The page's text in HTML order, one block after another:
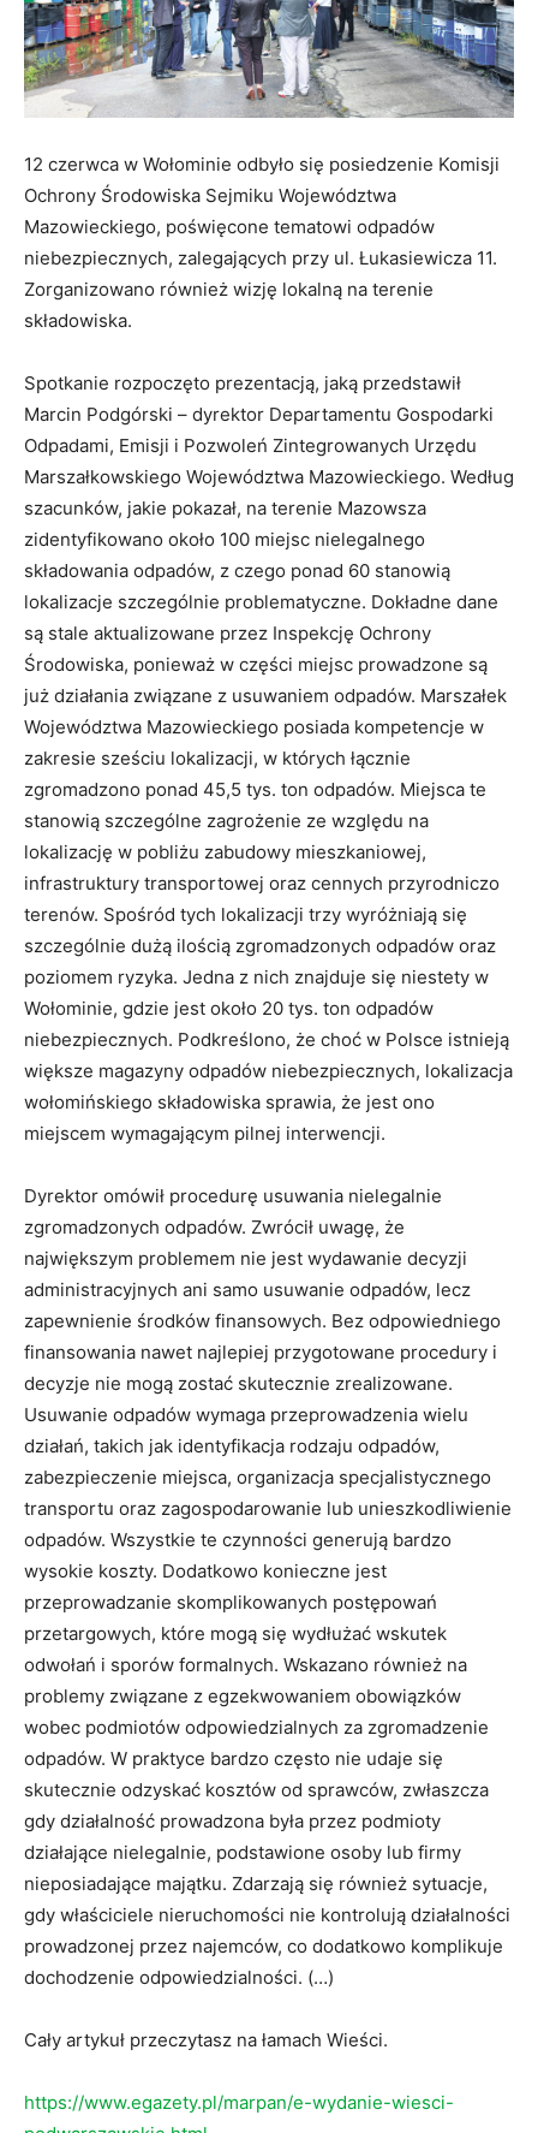
12 czerwca w Wołominie odbyło się posiedzenie Komisji
Ochrony Środowiska Sejmiku Województwa
Mazowieckiego, poświęcone tematowi odpadów
niebezpiecznych, zalegających przy ul. Łukasiewicza 11.
Zorganizowano również wizję lokalną na terenie
składowiska.
Spotkanie rozpoczęto prezentacją, jaką przedstawił
Marcin Podgórski – dyrektor Departamentu Gospodarki
Odpadami, Emisji i Pozwoleń Zintegrowanych Urzędu
Marszałkowskiego Województwa Mazowieckiego. Według
szacunków, jakie pokazał, na terenie Mazowsza
zidentyfikowano około 100 miejsc nielegalnego
składowania odpadów, z czego ponad 60 stanowią
lokalizacje szczególnie problematyczne. Dokładne dane
są stale aktualizowane przez Inspekcję Ochrony
Środowiska, ponieważ w części miejsc prowadzone są
już działania związane z usuwaniem odpadów. Marszałek
Województwa Mazowieckiego posiada kompetencje w
zakresie sześciu lokalizacji, w których łącznie
zgromadzono ponad 45,5 tys. ton odpadów. Miejsca te
stanowią szczególne zagrożenie ze względu na
lokalizację w pobliżu zabudowy mieszkaniowej,
infrastruktury transportowej oraz cennych przyrodniczo
terenów. Spośród tych lokalizacji trzy wyróżniają się
szczególnie dużą ilością zgromadzonych odpadów oraz
poziomem ryzyka. Jedna z nich znajduje się niestety w
Wołominie, gdzie jest około 20 tys. ton odpadów
niebezpiecznych. Podkreślono, że choć w Polsce istnieją
większe magazyny odpadów niebezpiecznych, lokalizacja
wołomińskiego składowiska sprawia, że jest ono
miejscem wymagającym pilnej interwencji.
Dyrektor omówił procedurę usuwania nielegalnie
zgromadzonych odpadów. Zwrócił uwagę, że
największym problemem nie jest wydawanie decyzji
administracyjnych ani samo usuwanie odpadów, lecz
zapewnienie środków finansowych. Bez odpowiedniego
finansowania nawet najlepiej przygotowane procedury i
decyzje nie mogą zostać skutecznie zrealizowane.
Usuwanie odpadów wymaga przeprowadzenia wielu
działań, takich jak identyfikacja rodzaju odpadów,
zabezpieczenie miejsca, organizacja specjalistycznego
transportu oraz zagospodarowanie lub unieszkodliwienie
odpadów. Wszystkie te czynności generują bardzo
wysokie koszty. Dodatkowo konieczne jest
przeprowadzanie skomplikowanych postępowań
przetargowych, które mogą się wydłużać wskutek
odwołań i sporów formalnych. Wskazano również na
problemy związane z egzekwowaniem obowiązków
wobec podmiotów odpowiedzialnych za zgromadzenie
odpadów. W praktyce bardzo często nie udaje się
skutecznie odzyskać kosztów od sprawców, zwłaszcza
gdy działalność prowadzona była przez podmioty
działające nielegalnie, podstawione osoby lub firmy
nieposiadające majątku. Zdarzają się również sytuacje,
gdy właściciele nieruchomości nie kontrolują działalności
prowadzonej przez najemców, co dodatkowo komplikuje
dochodzenie odpowiedzialności. (…)
Cały artykuł przeczytasz na łamach Wieści.
https://www.egazety.pl/marpan/e-wydanie-wiesci-